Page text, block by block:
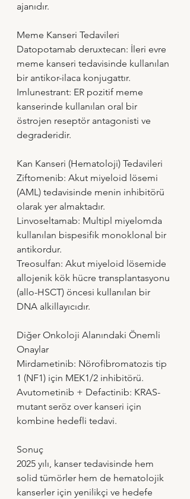
ajanıdır.
Meme Kanseri Tedavileri
Datopotamab deruxtecan: İleri evre
meme kanseri tedavisinde kullanılan
bir antikor-ilaca konjugattır.
Imlunestrant: ER pozitif meme
kanserinde kullanılan oral bir
östrojen reseptör antagonisti ve
degraderidir.
Kan Kanseri (Hematoloji) Tedavileri
Ziftomenib: Akut miyeloid lösemi
(AML) tedavisinde menin inhibitörü
olarak yer almaktadır.
Linvoseltamab: Multipl miyelomda
kullanılan bispesifik monoklonal bir
antikordur.
Treosulfan: Akut miyeloid lösemide
allojenik kök hücre transplantasyonu
(allo-HSCT) öncesi kullanılan bir
DNA alkillayıcıdır.
Diğer Onkoloji Alanındaki Önemli
Onaylar
Mirdametinib: Nörofibromatozis tip
1 (NF1) için MEK1/2 inhibitörü.
Avutometinib + Defactinib: KRAS-
mutant seröz over kanseri için
kombine hedefli tedavi.
Sonuç
2025 yılı, kanser tedavisinde hem
solid tümörler hem de hematolojik
kanserler için yenilikçi ve hedefe